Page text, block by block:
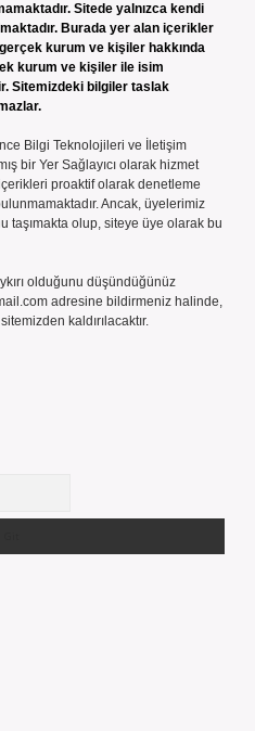
Sitede yalnızca kendi
Burada yer alan içerikler
kurum ve kişiler hakkında
kurum ve kişiler ile isim
Sitemizdeki bilgiler taslak
Bilgi Teknolojileri ve İletişim
bir Yer Sağlayıcı olarak hizmet
proaktif olarak denetleme
Ancak, üyelerimiz
taşımakta olup, siteye üye olarak bu
olduğunu düşündüğünüz
adresine bildirmeniz halinde,
kaldırılacaktır.